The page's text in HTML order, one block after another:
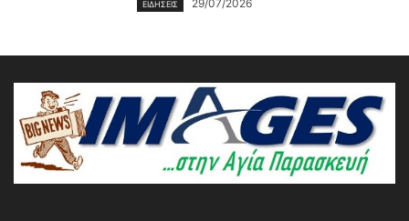
ΕΙΔΗΣΕΙΣ 29/07/2026